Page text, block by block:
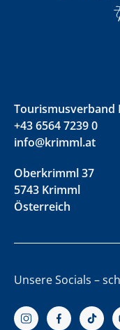
Tourismusverband
+43 6564 7239 0
info@krimml.at
Oberkrimml 37
5743 Krimml
Österreich
Unsere Socials –